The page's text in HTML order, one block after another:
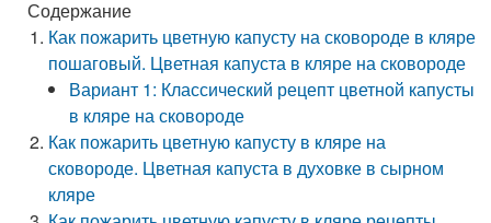
Содержание
Как пожарить цветную капусту на сковороде в кляре
пошаговый. Цветная капуста в кляре на сковороде
Вариант 1: Классический рецепт цветной капусты
в кляре на сковороде
Как пожарить цветную капусту в кляре на
сковороде. Цветная капуста в духовке в сырном
кляре